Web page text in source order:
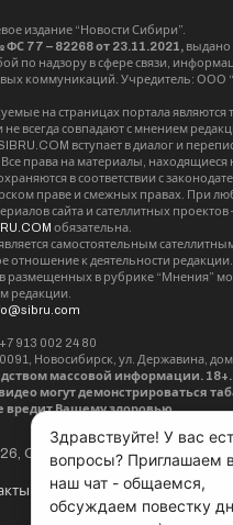
продолжается набор
курсы
Здравствуйте! У вас
вопросы? Приглашаем
наш чат - общаемся,
обсуждаем повестку